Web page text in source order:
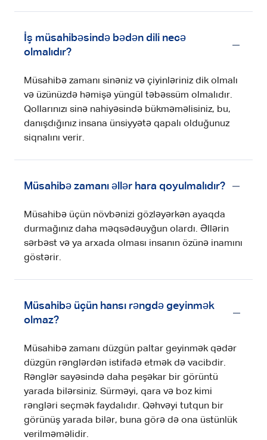
İş müsahibəsində bədən dili necə
olmalıdır?
Müsahibə zamanı sinəniz və çiyinləriniz dik olmalı
və üzünüzdə həmişə yüngül təbəssüm olmalıdır.
Qollarınızı sinə nahiyəsində bükməməlisiniz, bu,
danışdığınız insana ünsiyyətə qapalı olduğunuz
siqnalını verir.
Müsahibə zamanı əllər hara qoyulmalıdır?
Müsahibə üçün növbənizi gözləyərkən ayaqda
durmağınız daha məqsədəuyğun olardı. Əllərin
sərbəst və ya arxada olması insanın özünə inamını
göstərir.
Müsahibə üçün hansı rəngdə geyinmək
olmaz?
Müsahibə zamanı düzgün paltar geyinmək qədər
düzgün rənglərdən istifadə etmək də vacibdir.
Rənglər sayəsində daha peşəkar bir görüntü
yarada bilərsiniz. Sürməyi, qara və boz kimi
rəngləri seçmək faydalıdır. Qəhvəyi tutqun bir
görünüş yarada bilər, buna görə də ona üstünlük
verilməməlidir.